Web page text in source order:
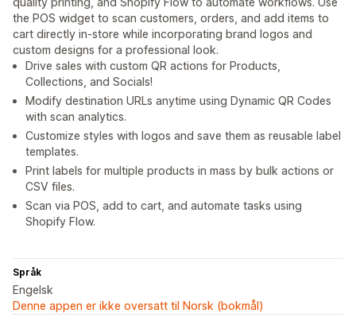
the POS widget to scan customers, orders, and add items to
cart directly in-store while incorporating brand logos and
custom designs for a professional look.
Drive sales with custom QR actions for Products,
Collections, and Socials!
Modify destination URLs anytime using Dynamic QR Codes
with scan analytics.
Customize styles with logos and save them as reusable label
templates.
Print labels for multiple products in mass by bulk actions or
CSV files.
Scan via POS, add to cart, and automate tasks using
Shopify Flow.
Språk
Engelsk
Denne appen er ikke oversatt til Norsk (bokmål)